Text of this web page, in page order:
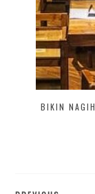
BIKIN